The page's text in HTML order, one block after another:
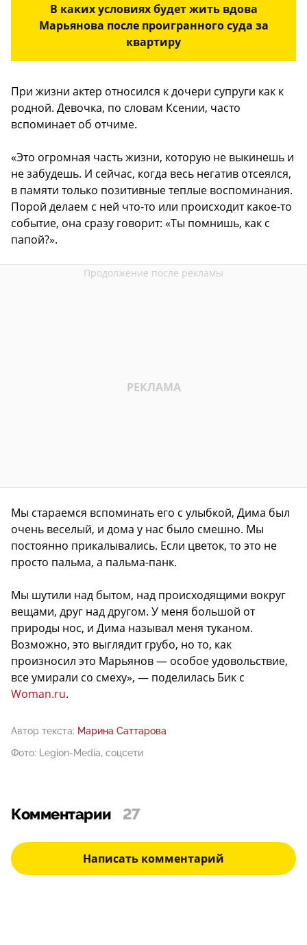
В каких условиях будет жить вдова
Марьянова после проигранного суда за
квартиру
При жизни актер относился к дочери супруги как к
родной. Девочка, по словам Ксении, часто
вспоминает об отчиме.
«Это огромная часть жизни, которую не выкинешь и
не забудешь. И сейчас, когда весь негатив отсеялся,
в памяти только позитивные теплые воспоминания.
Порой делаем с ней что-то или происходит какое-то
событие, она сразу говорит: «Ты помнишь, как с
папой?».
Мы стараемся вспоминать его с улыбкой, Дима был
очень веселый, и дома у нас было смешно. Мы
постоянно прикалывались. Если цветок, то это не
просто пальма, а пальма-панк.
Мы шутили над бытом, над происходящими вокруг
вещами, друг над другом. У меня большой от
природы нос, и Дима называл меня туканом.
Возможно, это выглядит грубо, но то, как
произносил это Марьянов — особое удовольствие,
все умирали со смеху», — поделилась Бик с
Woman.ru.
Автор текста: Марина Саттарова
Фото: Legion-Media, соцсети
Комментарии 27
Написать комментарий